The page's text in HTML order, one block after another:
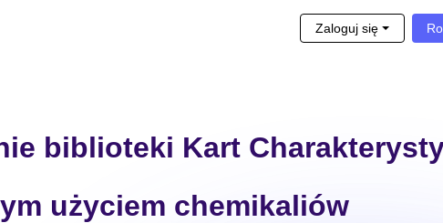
Zaloguj się
biblioteki Kart
użyciem chemikaliów